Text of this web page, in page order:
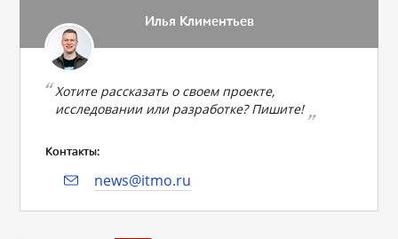
Илья Климентьев
Хотите рассказать о своем проекте,
исследовании или разработке? Пишите!
Контакты:
news@itmo.ru